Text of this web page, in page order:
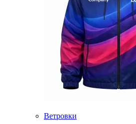
Ветровки